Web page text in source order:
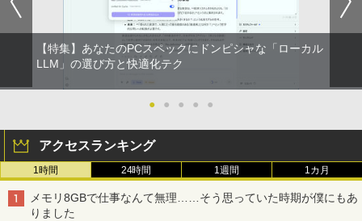
4
GMKtec GMK-K8 PLUS-32/1T-W11Pro
(8845HS)
5
デスクトップPC Ryzen7 5700G メモリ1
6GB SSD1TB B550 グラボなし
￥148,700
24G4/11 23.8インチ フルHD 180Hz ゲー
ミングモニター FastIPS 1ms(GTG)
￥13,591
利用で実質10,999円】モバイルモニター
15.6インチ モバイルディスプレイ FHD 1
920*1080 非光沢 A+スクリーン IPS液晶
パネル 薄型 軽量 USBType-C miniHDMI
カバースタンド付き PS4/PS5/Switch/P
赤ちゃんに転生した話(5) 【電子書籍】[
茶々京色 ]
￥1,430
￥1,964
Xiaomi シャオミ REDMI Buds 8 Lite ワイヤ
リング ANC 36時間再生
BUGS LIFE
￥250
コカ・コーラ やかんの麦茶 from 爽健美茶 ラ
ベルレス 650mlPET×24本
￥2,009
スーパーの裏でヤニ吸うふたり 9巻 (デジタル
版ビッグガンガンコミックス)
￥810
【特集】あなたのPCスペックにドンピシャな「ローカル
LLM」の選び方と快適化テク
● ● ● ● ●
アクセスランキング
1時間 24時間 1週間 1カ月
メモリ8GBで仕事なんて無理……そう思っていた時期が僕にもあ
りました